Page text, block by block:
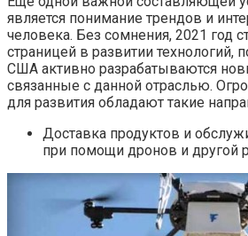
является понимание трендов и
человека. Без сомнения, 2021 год
страницей в развитии технологий,
США активно разрабатываются
связанные с данной отраслью.
для развития обладают такие
Доставка продуктов и
при помощи дронов и другой